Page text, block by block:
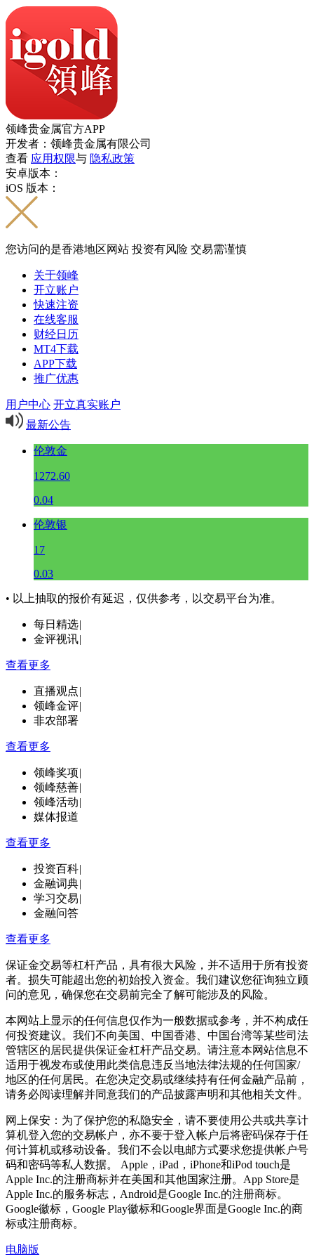
领峰贵金属官方APP
开发者：领峰贵金属有限公司
查看 应用权限与 隐私政策
安卓版本：
iOS 版本：
您访问的是香港地区网站 投资有风险 交易需谨慎
关于领峰
开立账户
快速注资
在线客服
财经日历
MT4下载
APP下载
推广优惠
用户中心 开立真实账户
最新公告
伦敦金
1272.60
0.04
伦敦银
17
0.03
• 以上抽取的报价有延迟，仅供参考，以交易平台为准。
每日精选|
金评视讯|
查看更多
直播观点|
领峰金评|
非农部署
查看更多
领峰奖项|
领峰慈善|
领峰活动|
媒体报道
查看更多
投资百科|
金融词典|
学习交易|
金融问答
查看更多
保证金交易等杠杆产品，具有很大风险，并不适用于所有投资
者。损失可能超出您的初始投入资金。我们建议您征询独立顾
问的意见，确保您在交易前完全了解可能涉及的风险。
本网站上显示的任何信息仅作为一般数据或参考，并不构成任
何投资建议。我们不向美国、中国香港、中国台湾等某些司法
管辖区的居民提供保证金杠杆产品交易。请注意本网站信息不
适用于视发布或使用此类信息违反当地法律法规的任何国家/
地区的任何居民。在您决定交易或继续持有任何金融产品前，
请务必阅读理解并同意我们的产品披露声明和其他相关文件。
网上保安：为了保护您的私隐安全，请不要使用公共或共享计
算机登入您的交易帐户，亦不要于登入帐户后将密码保存于任
何计算机或移动设备。我们不会以电邮方式要求您提供帐户号
码和密码等私人数据。 Apple，iPad，iPhone和iPod touch是
Apple Inc.的注册商标并在美国和其他国家注册。App Store是
Apple Inc.的服务标志，Android是Google Inc.的注册商标。
Google徽标，Google Play徽标和Google界面是Google Inc.的商
标或注册商标。
电脑版